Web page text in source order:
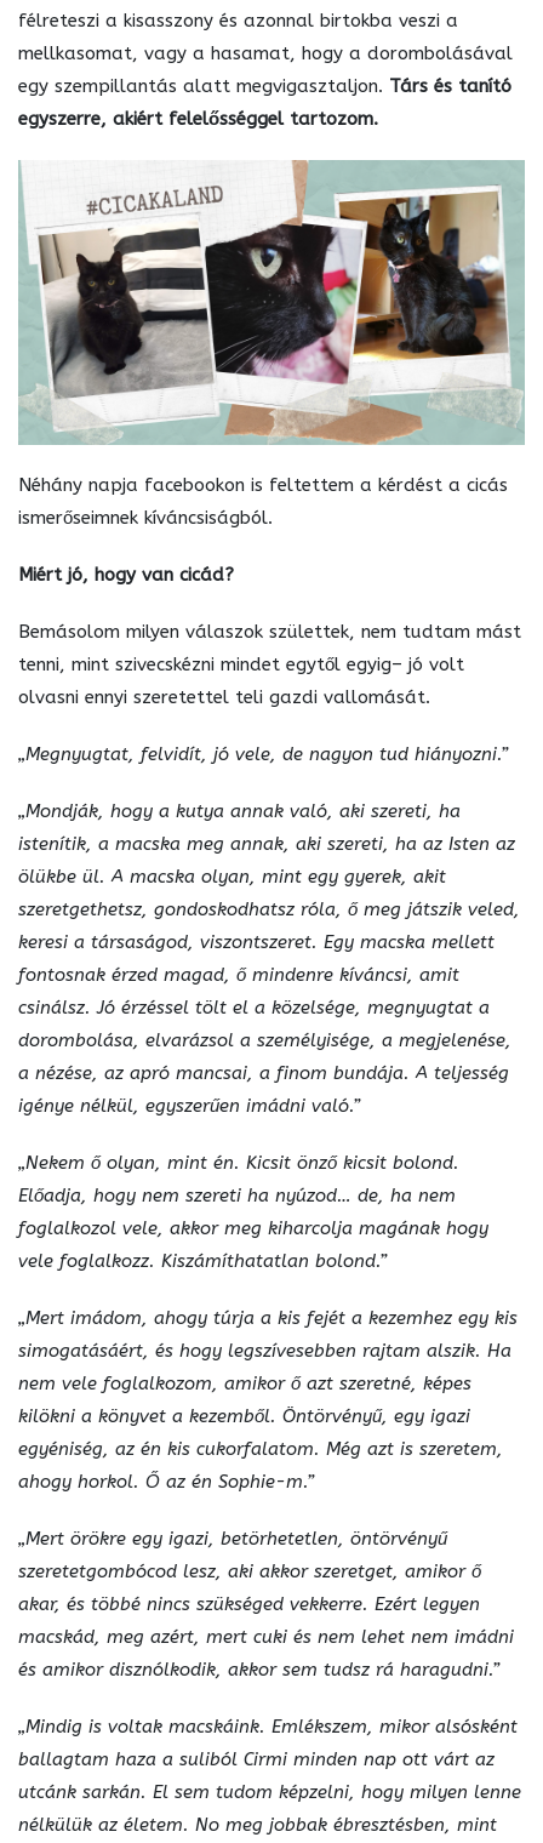
félreteszi a kisasszony és azonnal birtokba veszi a
mellkasomat, vagy a hasamat, hogy a dorombolásával
egy szempillantás alatt megvigasztaljon. Társ és tanító
egyszerre, akiért felelősséggel tartozom.
Néhány napja facebookon is feltettem a kérdést a cicás
ismerőseimnek kíváncsiságból.
Miért jó, hogy van cicád?
Bemásolom milyen válaszok születtek, nem tudtam mást
tenni, mint szivecskézni mindet egytől egyig– jó volt
olvasni ennyi szeretettel teli gazdi vallomását.
„Megnyugtat, felvidít, jó vele, de nagyon tud hiányozni.”
„Mondják, hogy a kutya annak való, aki szereti, ha
istenítik, a macska meg annak, aki szereti, ha az Isten az
ölükbe ül. A macska olyan, mint egy gyerek, akit
szeretgethetsz, gondoskodhatsz róla, ő meg játszik veled,
keresi a társaságod, viszontszeret. Egy macska mellett
fontosnak érzed magad, ő mindenre kíváncsi, amit
csinálsz. Jó érzéssel tölt el a közelsége, megnyugtat a
dorombolása, elvarázsol a személyisége, a megjelenése,
a nézése, az apró mancsai, a finom bundája. A teljesség
igénye nélkül, egyszerűen imádni való.”
„Nekem ő olyan, mint én. Kicsit önző kicsit bolond.
Előadja, hogy nem szereti ha nyúzod… de, ha nem
foglalkozol vele, akkor meg kiharcolja magának hogy
vele foglalkozz. Kiszámíthatatlan bolond.”
„Mert imádom, ahogy túrja a kis fejét a kezemhez egy kis
simogatásáért, és hogy legszívesebben rajtam alszik. Ha
nem vele foglalkozom, amikor ő azt szeretné, képes
kilökni a könyvet a kezemből. Öntörvényű, egy igazi
egyéniség, az én kis cukorfalatom. Még azt is szeretem,
ahogy horkol. Ő az én Sophie-m.”
„Mert örökre egy igazi, betörhetetlen, öntörvényű
szeretetgombócod lesz, aki akkor szeretget, amikor ő
akar, és többé nincs szükséged vekkerre. Ezért legyen
macskád, meg azért, mert cuki és nem lehet nem imádni
és amikor disznólkodik, akkor sem tudsz rá haragudni.”
„Mindig is voltak macskáink. Emlékszem, mikor alsósként
ballagtam haza a suliból Cirmi minden nap ott várt az
utcánk sarkán. El sem tudom képzelni, hogy milyen lenne
nélkülük az életem. No meg jobbak ébresztésben, mint